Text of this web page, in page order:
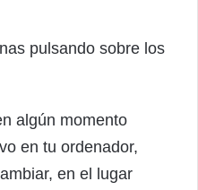
pulsando sobre los
algún momento
en tu ordenador,
en el lugar